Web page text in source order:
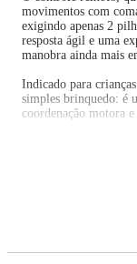
movimentos com
exigindo apenas 2
resposta ágil e uma
manobra ainda mais
Indicado para
simples brinquedo: é
coordenação motora
Controle Remoto
emoção,